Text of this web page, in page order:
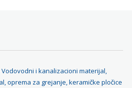
– Vodovodni i kanalizacioni materijal,
oprema za grejanje, keramičke pločice